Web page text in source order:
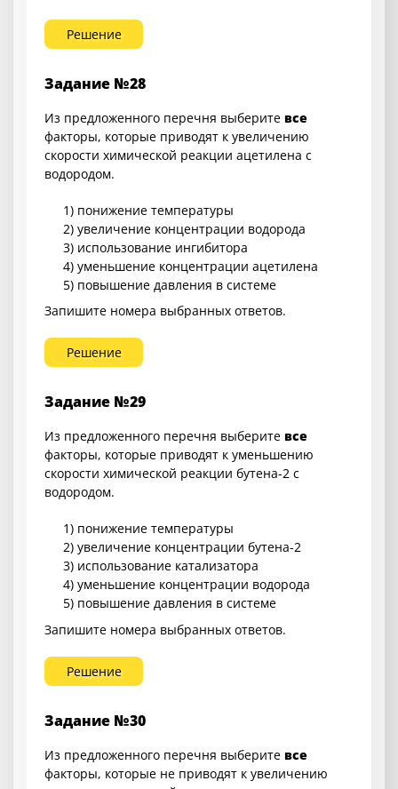
Решение
Задание №28
Из предложенного перечня выберите все
факторы, которые приводят к увеличению
скорости химической реакции ацетилена с
водородом.
1) понижение температуры
2) увеличение концентрации водорода
3) использование ингибитора
4) уменьшение концентрации ацетилена
5) повышение давления в системе
Запишите номера выбранных ответов.
Решение
Задание №29
Из предложенного перечня выберите все
факторы, которые приводят к уменьшению
скорости химической реакции бутена-2 с
водородом.
1) понижение температуры
2) увеличение концентрации бутена-2
3) использование катализатора
4) уменьшение концентрации водорода
5) повышение давления в системе
Запишите номера выбранных ответов.
Решение
Задание №30
Из предложенного перечня выберите все
факторы, которые не приводят к увеличению